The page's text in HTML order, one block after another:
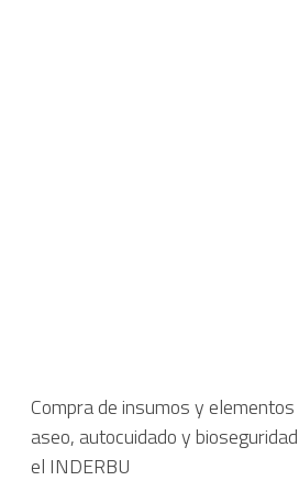
Compra de insumos y elementos
aseo, autocuidado y
el INDERBU